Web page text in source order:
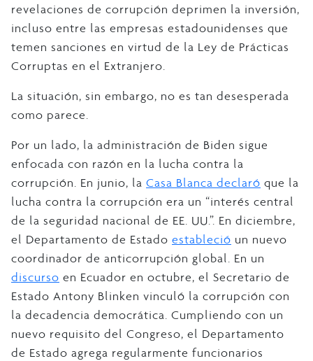
revelaciones de corrupción deprimen la inversión,
incluso entre las empresas estadounidenses que
temen sanciones en virtud de la Ley de Prácticas
Corruptas en el Extranjero.
La situación, sin embargo, no es tan desesperada
como parece.
Por un lado, la administración de Biden sigue
enfocada con razón en la lucha contra la
corrupción. En junio, la Casa Blanca declaró que la
lucha contra la corrupción era un “interés central
de la seguridad nacional de EE. UU.”. En diciembre,
el Departamento de Estado estableció un nuevo
coordinador de anticorrupción global. En un
discurso en Ecuador en octubre, el Secretario de
Estado Antony Blinken vinculó la corrupción con
la decadencia democrática. Cumpliendo con un
nuevo requisito del Congreso, el Departamento
de Estado agrega regularmente funcionarios